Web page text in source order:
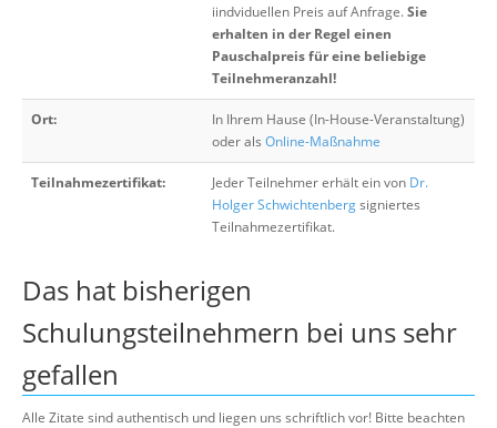
iindviduellen Preis auf Anfrage.Sie
erhalten in der Regel einen
Pauschalpreis für eine beliebige
Teilnehmeranzahl!
Ort:
In Ihrem Hause (In-House-Veranstaltung)
oder als Online-Maßnahme
Teilnahmezertifikat: Jeder Teilnehmer erhält ein von Dr.
Holger Schwichtenbergsigniertes
Teilnahmezertifikat.
Das hat bisherigen
Schulungsteilnehmern bei uns sehr
gefallen
Alle Zitate sind authentisch und liegen uns schriftlich vor! Bitte beachten